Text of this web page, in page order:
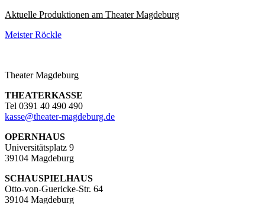
Aktuelle Produktionen am Theater Magdeburg
Meister Röckle
Theater Magdeburg
THEATERKASSE
Tel 0391 40 490 490
kasse@theater-magdeburg.de
OPERNHAUS
Universitätsplatz 9
39104 Magdeburg
SCHAUSPIELHAUS
Otto-von-Guericke-Str. 64
39104 Magdeburg